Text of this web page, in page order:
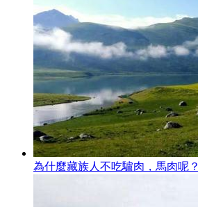
為什麼藏族人不吃驢肉，馬肉呢？